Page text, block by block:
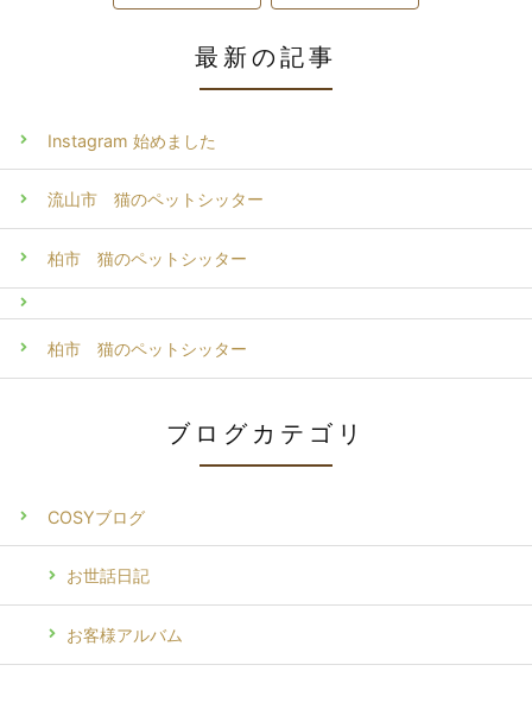
最新の記事
Instagram 始めました
流山市 猫のペットシッター
柏市 猫のペットシッター
柏市 猫のペットシッター
ブログカテゴリ
COSYブログ
お世話日記
お客様アルバム